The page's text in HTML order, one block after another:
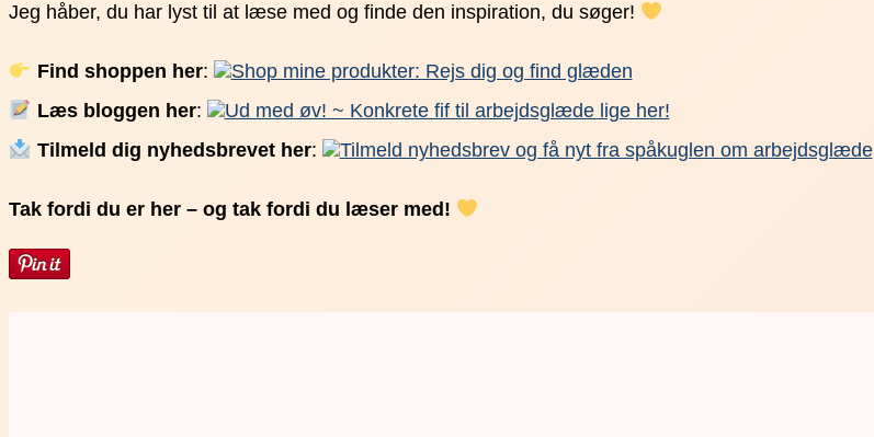
Jeg håber, du har lyst til at læse med og finde den inspiration, du søger!
Find shoppen her:
Shop mine produkter: Rejs dig og find glæden
Læs bloggen her:
Ud med øv! ~ Konkrete fif til arbejdsglæde lige her!
Tilmeld dig nyhedsbrevet her: Tilmeld nyhedsbrev og få nyt fra spåkuglen om arbejdsglæde
Tak fordi du er her – og tak fordi du læser med!